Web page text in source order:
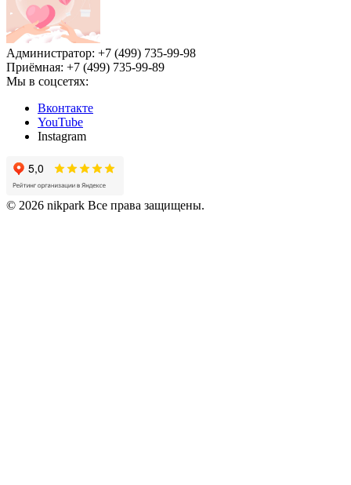
Администратор: +7 (499) 735-99-98
Приёмная: +7 (499) 735-99-89
Мы в соцсетях:
Вконтакте
YouTube
Instagram
© 2026 nikpark Все права защищены.